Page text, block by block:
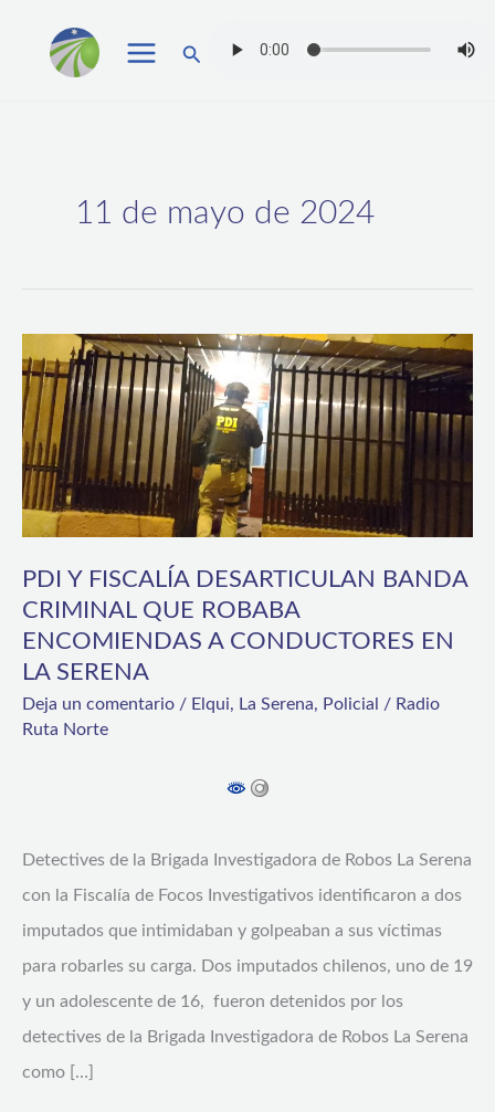
Buscar
11 de mayo de 2024
PDI Y FISCALÍA DESARTICULAN BANDA
CRIMINAL QUE ROBABA
ENCOMIENDAS A CONDUCTORES EN
LA SERENA
Deja un comentario / Elqui, La Serena, Policial / Radio
Ruta Norte
Detectives de la Brigada Investigadora de Robos La Serena
con la Fiscalía de Focos Investigativos identificaron a dos
imputados que intimidaban y golpeaban a sus víctimas
para robarles su carga. Dos imputados chilenos, uno de 19
y un adolescente de 16, fueron detenidos por los
detectives de la Brigada Investigadora de Robos La Serena
como […]
Y
FISCALÍA
DESARTICULAN
BANDA
CRIMINAL
ROBABA
ENCOMIENDAS
A
CONDUCTORES
EN